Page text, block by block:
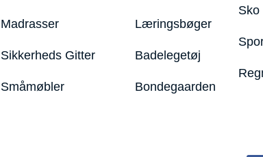
Madrasser
Sikkerheds Gitter
Småmøbler
Læringsbøger
Badelegetøj
Bondegaarden
Sko